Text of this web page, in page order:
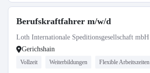
Berufskraftfahrer m/w/d
Loth Internationale Speditionsgesellschaft mbH
Gerichshain
Vollzeit Weiterbildungen Flexible Arbeitszeiten